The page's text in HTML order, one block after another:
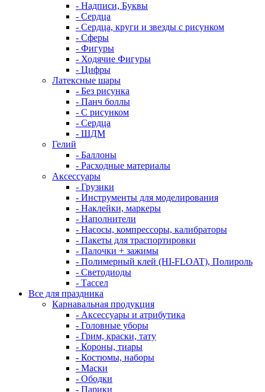
- Надписи, Буквы
- Сердца
- Сердца, круги и звезды с рисунком
- Сферы
- Фигуры
- Ходячие Фигуры
- Цифры
Латексные шары
- Без рисунка
- Панч боллы
- С рисунком
- Сердца
- ШДМ
Гелий
- Баллоны
- Расходные материалы
Аксессуары
- Грузики
- Инструменты для моделирования
- Наклейки, маркеры
- Наполнители
- Насосы, компрессоры, калибраторы
- Пакеты для траспортировки
- Палочки + зажимы
- Полимерный клей (HI-FLOAT), Полироль
- Светодиоды
- Тассел
Все для праздника
Карнавальная продукция
- Аксессуары и атрибутика
- Головные уборы
- Грим, краски, тату
- Короны, тиары
- Костюмы, наборы
- Маски
- Ободки
- Парики